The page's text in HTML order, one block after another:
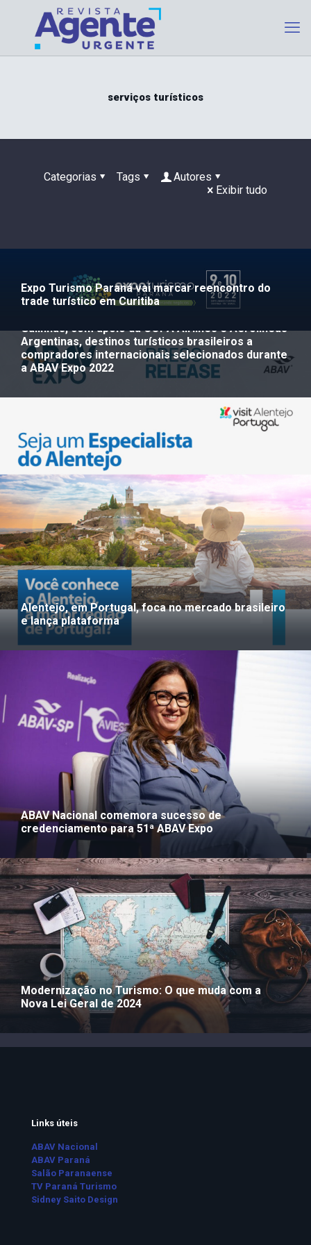
serviços turísticos
Categorias Tags
Autores
Exibir tudo
Expo Turismo Paraná vai marcar reencontro do
trade turístico em Curitiba
Programa Comprador Convidado da ABAV
Galinhas, com apoio da COPA Airlines e Aerolíneas
Argentinas, destinos turísticos brasileiros a
compradores internacionais selecionados durante
a ABAV Expo 2022
Alentejo, em Portugal, foca no mercado brasileiro
e lança plataforma
ABAV Nacional comemora sucesso de
credenciamento para 51ª ABAV Expo
Modernização no Turismo: O que muda com a
Nova Lei Geral de 2024
Links úteis
ABAV Nacional
ABAV Paraná
Salão Paranaense
TV Paraná Turismo
Sidney Saito Design